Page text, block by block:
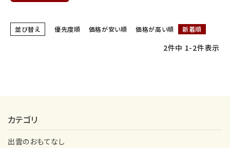
まごころお赤飯・その他から探す
INFORMATION
並び替え 優先度順 価格が安い順 価格が高い順 新着順
2件中 1-2件表示
カテゴリ
出雲のおもてなし